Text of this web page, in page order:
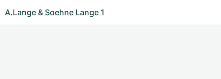
A.Lange & Soehne Lange 1